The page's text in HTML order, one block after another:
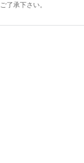
了承下さい。